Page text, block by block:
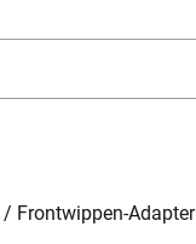
Frontwippen-Adapter